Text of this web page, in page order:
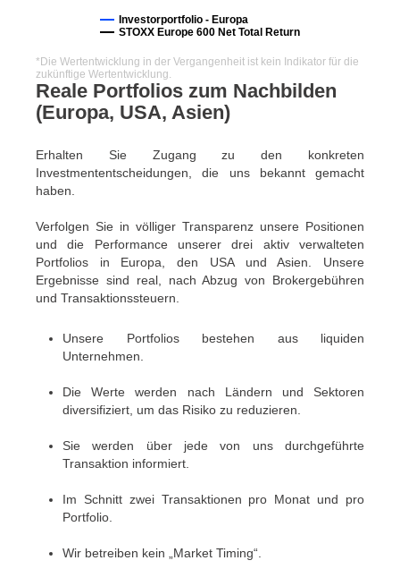
Reale Portfolios zum Nachbilden
(Europa, USA, Asien)
Erhalten Sie Zugang zu den konkreten
Investmententscheidungen, die uns bekannt gemacht
haben.
Verfolgen Sie in völliger Transparenz unsere Positionen
und die Performance unserer drei aktiv verwalteten
Portfolios in Europa, den USA und Asien. Unsere
Ergebnisse sind real, nach Abzug von Brokergebühren
und Transaktionssteuern.
Unsere Portfolios bestehen aus liquiden
Unternehmen.
Die Werte werden nach Ländern und Sektoren
diversifiziert, um das Risiko zu reduzieren.
Sie werden über jede von uns durchgeführte
Transaktion informiert.
Im Schnitt zwei Transaktionen pro Monat und pro
Portfolio.
Wir betreiben kein „Market Timing“.
Investorportfolio - Europa
STOXX Europe 600 Net Total Return
*Die Wertentwicklung in der Vergangenheit ist kein Indikator für die
zukünftige Wertentwicklung.